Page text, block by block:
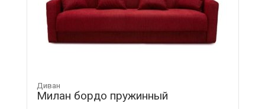
Диван
Милан бордо пружинный